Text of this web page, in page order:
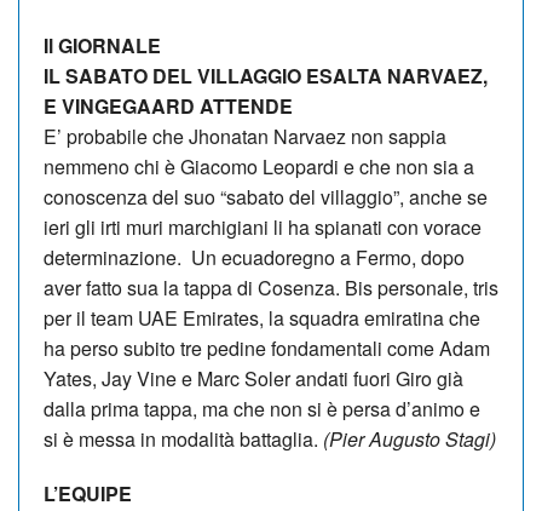
Il GIORNALE
IL SABATO DEL VILLAGGIO ESALTA NARVAEZ,
E VINGEGAARD ATTENDE
E’ probabile che Jhonatan Narvaez non sappia
nemmeno chi è Giacomo Leopardi e che non sia a
conoscenza del suo “sabato del villaggio”, anche se
ieri gli irti muri marchigiani li ha spianati con vorace
determinazione. Un ecuadoregno a Fermo, dopo
aver fatto sua la tappa di Cosenza. Bis personale, tris
per il team UAE Emirates, la squadra emiratina che
ha perso subito tre pedine fondamentali come Adam
Yates, Jay Vine e Marc Soler andati fuori Giro già
dalla prima tappa, ma che non si è persa d’animo e
si è messa in modalità battaglia. (Pier Augusto Stagi)
L’EQUIPE